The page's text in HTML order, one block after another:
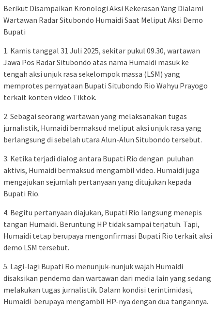
Berikut Disampaikan Kronologi Aksi Kekerasan Yang Dialami
Wartawan Radar Situbondo Humaidi Saat Meliput Aksi Demo
Bupati
1. Kamis tanggal 31 Juli 2025, sekitar pukul 09.30, wartawan
Jawa Pos Radar Situbondo atas nama Humaidi masuk ke
tengah aksi unjuk rasa sekelompok massa (LSM) yang
memprotes pernyataan Bupati Situbondo Rio Wahyu Prayogo
terkait konten video Tiktok.
2. Sebagai seorang wartawan yang melaksanakan tugas
jurnalistik, Humaidi bermaksud meliput aksi unjuk rasa yang
berlangsung di sebelah utara Alun-Alun Situbondo tersebut.
3. Ketika terjadi dialog antara Bupati Rio dengan puluhan
aktivis, Humaidi bermaksud mengambil video. Humaidi juga
mengajukan sejumlah pertanyaan yang ditujukan kepada
Bupati Rio.
4. Begitu pertanyaan diajukan, Bupati Rio langsung menepis
tangan Humaidi. Beruntung HP tidak sampai terjatuh. Tapi,
Humaidi tetap berupaya mengonfirmasi Bupati Rio terkait aksi
demo LSM tersebut.
5. Lagi-lagi Bupati Ro menunjuk-nunjuk wajah Humaidi
disaksikan pendemo dan wartawan dari media lain yang sedang
melakukan tugas jurnalistik. Dalam kondisi terintimidasi,
Humaidi berupaya mengambil HP-nya dengan dua tangannya.